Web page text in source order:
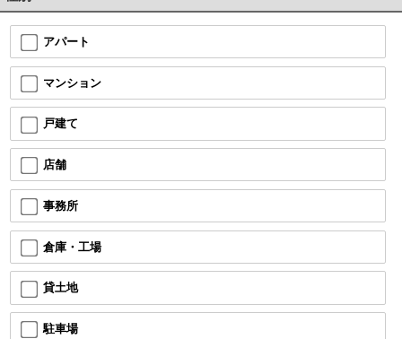
アパート
マンション
戸建て
店舗
事務所
倉庫・工場
貸土地
駐車場